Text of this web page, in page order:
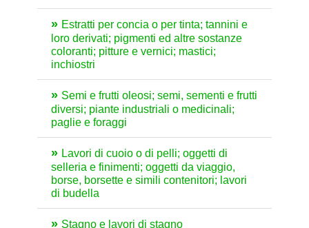
Estratti per concia o per tinta; tannini e
loro derivati; pigmenti ed altre sostanze
coloranti; pitture e vernici; mastici;
inchiostri
Semi e frutti oleosi; semi, sementi e frutti
diversi; piante industriali o medicinali;
paglie e foraggi
Lavori di cuoio o di pelli; oggetti di
selleria e finimenti; oggetti da viaggio,
borse, borsette e simili contenitori; lavori
di budella
Stagno e lavori di stagno